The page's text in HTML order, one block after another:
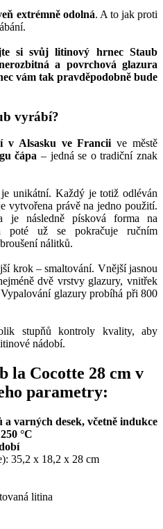
extrémně odolná. A to jak proti
si svůj litinový hrnec Staub
a povrchová glazura
vám tak pravděpodobně bude
vyrábí?
v Alsasku ve Francii ve městě
čápa – jedná se o tradiční znak
unikátní. Každý je totiž odléván
vytvořena právě na jedno použití.
je následně písková forma na
poté už se pokračuje ručním
nálitků.
krok – smaltování. Vnější jasnou
dvě vrstvy glazury, vnitřek
glazury probíhá při 800
stupňů kontroly kvality, aby
nádobí.
la Cocotte 28 cm v
parametry:
varných desek, včetně indukce
°C
35,2 x 18,2 x 28 cm
litina